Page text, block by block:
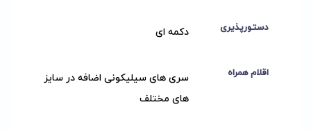
دستورپذیری دکمه ای
اقلام همراه
سری های سیلیکونی اضافه در سایز
های مختلف